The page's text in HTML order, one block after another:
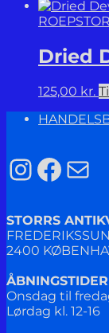
Dried
125,00 kr.
Mail
STORRS
2400
ÅBNINGSTIDER
Onsdag til
Lørdag kl. 12-16